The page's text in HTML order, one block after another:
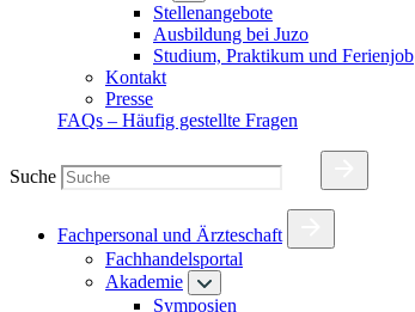
Stellenangebote
Ausbildung bei Juzo
Studium, Praktikum und Ferienjob
Kontakt
Presse
FAQs – Häufig gestellte Fragen
Suche
Fachpersonal und Ärzteschaft
Fachhandelsportal
Akademie
Symposien